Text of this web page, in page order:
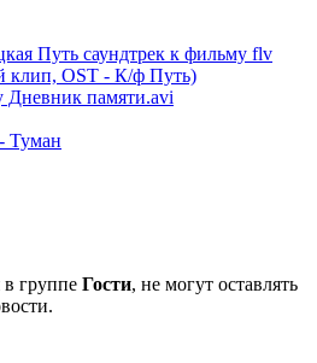
Путь саундтрек к фильму flv
клип, OST - К/ф Путь)
Дневник памяти.avi
Туман
группе Гости, не могут оставлять